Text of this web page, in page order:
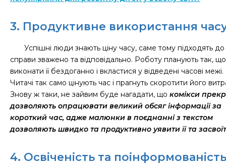
3. Продуктивне використання
Успішні люди знають ціну часу, саме тому підходять до
справи зважено та відповідально. Роботу планують так,
виконати її бездоганно і вкластися у відведені часові межі.
Читачі так само цінують час і прагнуть скоротити його
Знову ж таки, не зайвим буде нагадати, що комікси
дозволяють опрацювати великий обсяг інформації за
короткий час, адже малюнки в поєднанні з текстом
дозволяють швидко та продуктивно уявити її та
4. Освіченість та поінформованість